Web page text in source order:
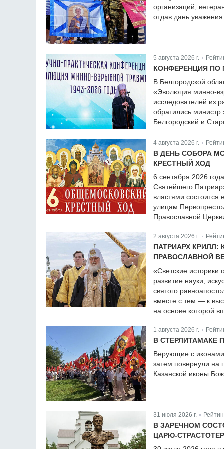
организаций,
отдав дань
5 августа 2026 г.
КОНФЕРЕНЦИЯ ПО
В Белгородской
«Эволюция минно-
исследователей из
обратились министр
Белгородский и
4 августа 2026 г.
В ДЕНЬ СОБОРА
КРЕСТНЫЙ ХОД
6 сентября 2026
Святейшего
властями
улицам
Православной
2 августа 2026 г.
ПАТРИАРХ КРИЛЛ:
ПРАВОСЛАВНОЙ
«Светские
развитие науки,
святого
вместе с тем — к
на основе которой
1 августа 2026 г. |
В СТЕРЛИТАМАКЕ
Верующие с
затем повернули на
Казанской иконы
31 июля 2026 г. |
В ЗАРЕЧНОМ
ЦАРЮ-